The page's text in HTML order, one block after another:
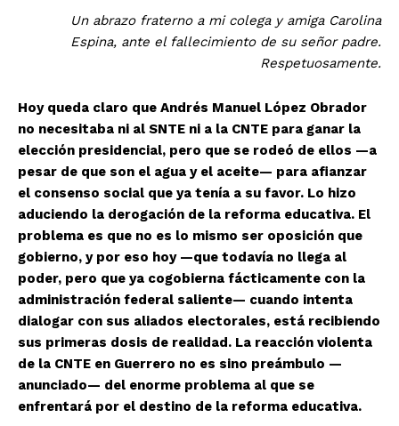
Un abrazo fraterno a mi colega y amiga Carolina
Espina, ante el fallecimiento de su señor padre.
Respetuosamente.
Hoy queda claro que Andrés Manuel López Obrador
no necesitaba ni al SNTE ni a la CNTE para ganar la
elección presidencial, pero que se rodeó de ellos —a
pesar de que son el agua y el aceite— para afianzar
el consenso social que ya tenía a su favor. Lo hizo
aduciendo la derogación de la reforma educativa. El
problema es que no es lo mismo ser oposición que
gobierno, y por eso hoy —que todavía no llega al
poder, pero que ya cogobierna fácticamente con la
administración federal saliente— cuando intenta
dialogar con sus aliados electorales, está recibiendo
sus primeras dosis de realidad. La reacción violenta
de la CNTE en Guerrero no es sino preámbulo —
anunciado— del enorme problema al que se
enfrentará por el destino de la reforma educativa.